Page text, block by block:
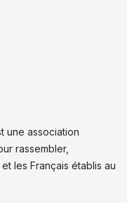
une association
rassembler,
les Français établis au